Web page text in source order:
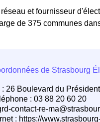
et fournisseur
de 375 communes